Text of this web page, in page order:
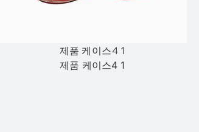
제품 케이스4 1
제품 케이스4 1